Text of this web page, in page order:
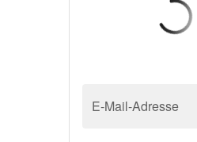
E-Mail-Adresse